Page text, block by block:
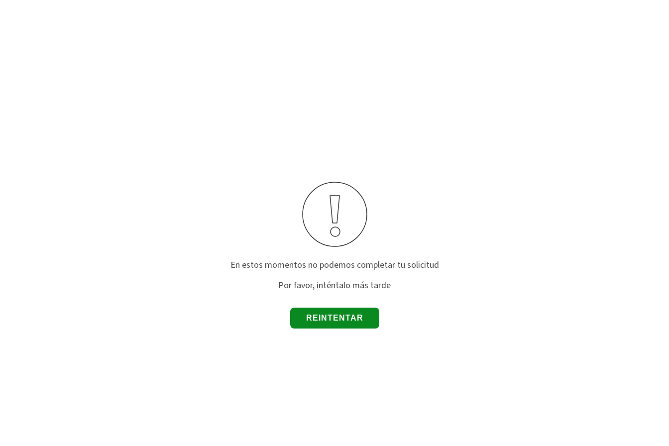
En estos momentos no podemos completar tu solicitud
Por favor, inténtalo más tarde
REINTENTAR